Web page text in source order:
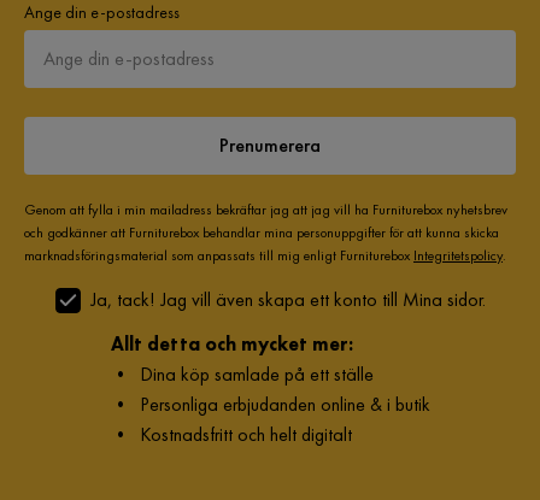
Ange din e-postadress
Prenumerera
Genom att fylla i min mailadress bekräftar jag att jag vill ha Furniturebox nyhetsbrev
och godkänner att Furniturebox behandlar mina personuppgifter för att kunna skicka
marknadsföringsmaterial som anpassats till mig enligt Furniturebox Integritetspolicy.
Ja, tack! Jag vill även skapa ett konto till Mina sidor.
Allt detta och mycket mer:
• Dina köp samlade på ett ställe
• Personliga erbjudanden online & i butik
• Kostnadsfritt och helt digitalt